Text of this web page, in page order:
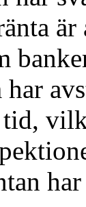
har